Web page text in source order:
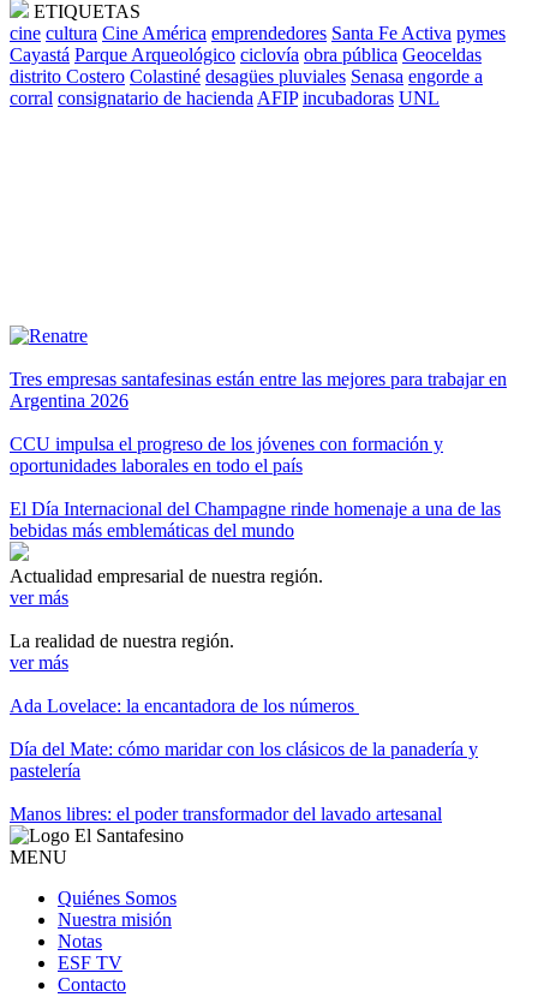
ETIQUETAS
cine cultura Cine América emprendedores Santa Fe Activa pymes
Cayastá Parque Arqueológico ciclovía obra pública Geoceldas
distrito Costero Colastiné desagües pluviales Senasa engorde a
corral consignatario de hacienda AFIP incubadoras UNL
Tres empresas santafesinas están entre las mejores para trabajar en
Argentina 2026
CCU impulsa el progreso de los jóvenes con formación y
oportunidades laborales en todo el país
El Día Internacional del Champagne rinde homenaje a una de las
bebidas más emblemáticas del mundo
Actualidad empresarial de nuestra región.
ver más
La realidad de nuestra región.
ver más
Ada Lovelace: la encantadora de los números
Día del Mate: cómo maridar con los clásicos de la panadería y
pastelería
Manos libres: el poder transformador del lavado artesanal
MENU
Quiénes Somos
Nuestra misión
Notas
ESF TV
Contacto